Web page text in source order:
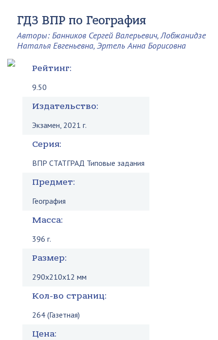
ГДЗ ВПР по География
Авторы: Банников Сергей Валерьевич, Лобжанидзе
Наталья Евгеньевна, Эртель Анна Борисовна
Рейтинг:
9.50
Издательство:
Экзамен, 2021 г.
Серия:
ВПР СТАТГРАД Типовые задания
Предмет:
География
Масса:
396 г.
Размер:
290x210x12 мм
Кол-во страниц:
264 (Газетная)
Цена: